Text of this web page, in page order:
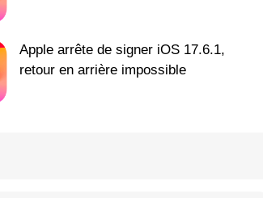
Apple arrête de signer iOS 17.6.1,
retour en arrière impossible